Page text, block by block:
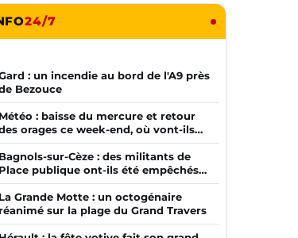
24/7
: un incendie au bord de l'A9 près
Bezouce
Météo : baisse du mercure et retour
orages ce week-end, où vont-ils
?
Bagnols-sur-Cèze : des militants de
Place publique ont-ils été empêchés
tracter par la mairie ?
La Grande Motte : un octogénaire
réanimé sur la plage du Grand Travers